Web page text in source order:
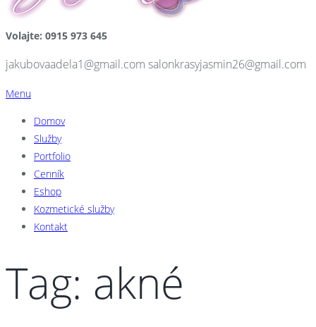
Volajte: 0915 973 645
jakubovaadela1@gmail.com salonkrasyjasmin26@gmail.com
Menu
Domov
Služby
Portfolio
Cenník
Eshop
Kozmetické služby
Kontakt
Tag: akné